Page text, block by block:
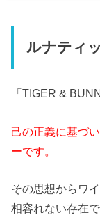
ルナティ
「TIGER &
己の正義に基づ
ーです。
その思想からワ
相容れない存在